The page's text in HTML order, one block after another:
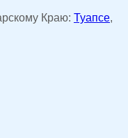
Краю: Туапсе,